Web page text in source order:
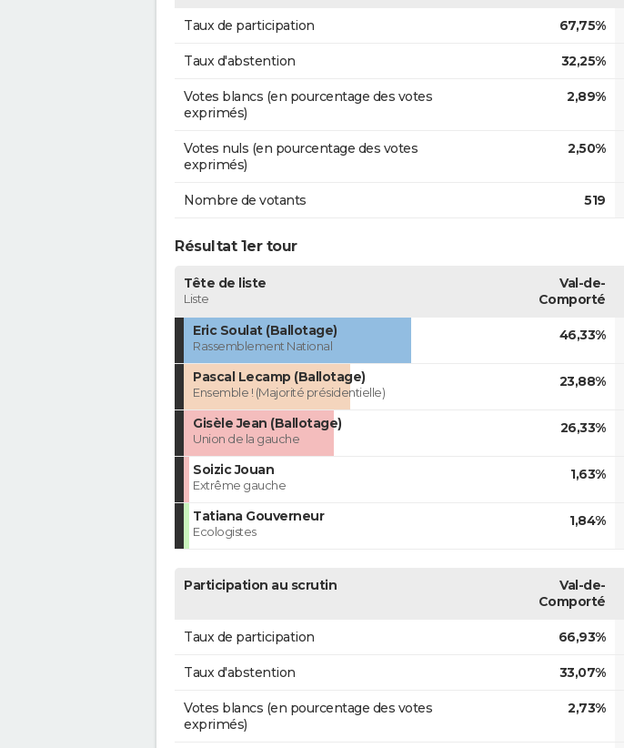
Taux de participation 67,75%
Taux d'abstention 32,25%
Votes blancs (en pourcentage des votes
exprimés)
2,89%
Votes nuls (en pourcentage des votes
exprimés)
2,50%
Nombre de votants 519
Résultat 1er tour
Tête de liste
Liste
Val-de-
Comporté
Eric Soulat (Ballotage)
Rassemblement National
46,33%
Pascal Lecamp (Ballotage)
Ensemble ! (Majorité présidentielle)
23,88%
Gisèle Jean (Ballotage)
Union de la gauche
26,33%
Soizic Jouan
Extrême gauche
1,63%
Tatiana Gouverneur
Ecologistes
1,84%
Participation au scrutin
Val-de-
Comporté
Taux de participation 66,93%
Taux d'abstention 33,07%
Votes blancs (en pourcentage des votes
exprimés)
2,73%